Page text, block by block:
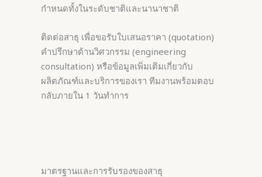
กำหนดทั้งในระดับชาติและนานาชาติ
ติดต่อสาธุ เพื่อขอรับใบเสนอราคา (quotation)
คำปรึกษาด้านวิศวกรรม (engineering
consultation) หรือข้อมูลเพิ่มเติมเกี่ยวกับ
ผลิตภัณฑ์และบริการของเรา ทีมงานพร้อมตอบ
กลับภายใน 1 วันทำการ
มาตรฐานและการรับรองของสาธุ